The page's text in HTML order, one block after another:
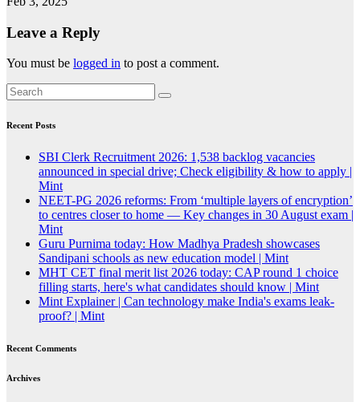
Leave a Reply
You must be logged in to post a comment.
Recent Posts
SBI Clerk Recruitment 2026: 1,538 backlog vacancies
announced in special drive; Check eligibility & how to apply |
Mint
NEET-PG 2026 reforms: From ‘multiple layers of encryption’
to centres closer to home — Key changes in 30 August exam |
Mint
Guru Purnima today: How Madhya Pradesh showcases
Sandipani schools as new education model | Mint
MHT CET final merit list 2026 today: CAP round 1 choice
filling starts, here's what candidates should know | Mint
Mint Explainer | Can technology make India's exams leak-
proof? | Mint
Recent Comments
Archives